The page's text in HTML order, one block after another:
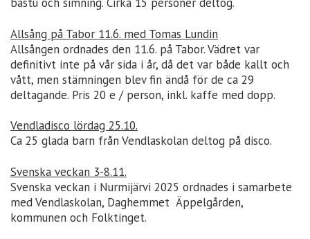
Allsång på Tabor 11.6. med Tomas Lundin
Allsången ordnades den 11.6. på Tabor. Vädret var
definitivt inte på vår sida i år, då det var både kallt och
vått, men stämningen blev fin ändå för de ca 29
deltagande. Pris 20 e / person, inkl. kaffe med dopp.
Vendladisco lördag 25.10.
Ca 25 glada barn från Vendlaskolan deltog på disco.
Svenska veckan 3-8.11.
Svenska veckan i Nurmijärvi 2025 ordnades i samarbete
med Vendlaskolan, Daghemmet Äppelgården,
kommunen och Folktinget.